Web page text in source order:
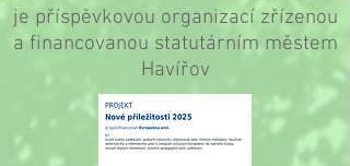
je příspěvkovou organizací zřízenou
a financovanou statutárním městem
Havířov